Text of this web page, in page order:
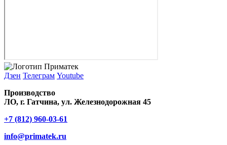
Дзен Телеграм Youtube
Производство
ЛО, г. Гатчина, ул. Железнодорожная 45
+7 (812) 960-03-61
info@primatek.ru